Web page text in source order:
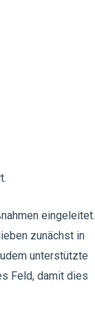
eingeleitet.
zunächst in
unterstützte
Feld, damit dies